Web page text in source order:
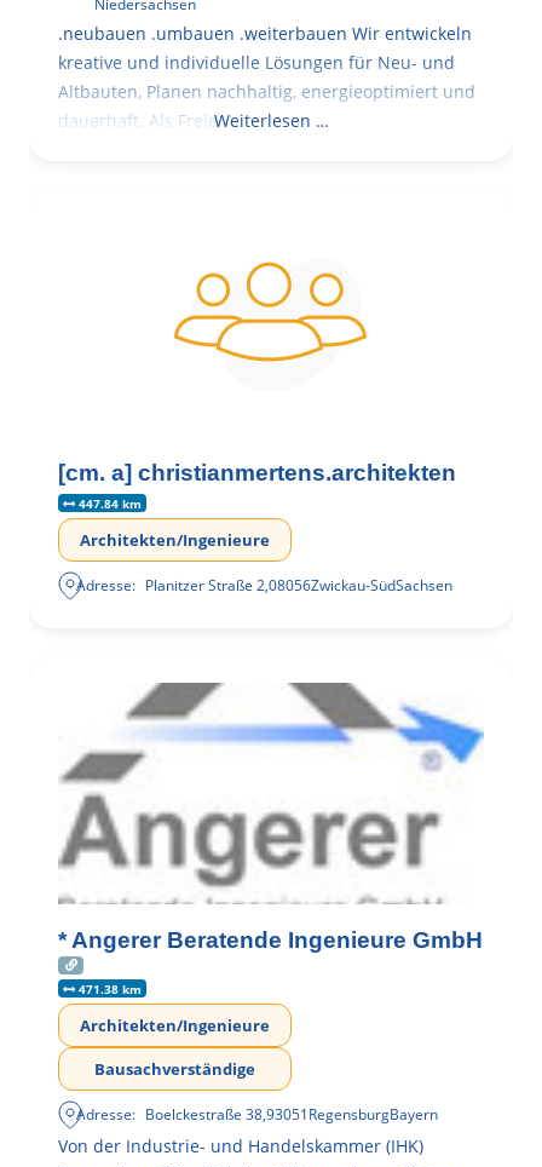
.neubauen .umbauen .weiterbauen Wir entwickeln
kreative und individuelle Lösungen für Neu- und
Altbauten, Planen nachhaltig, energieoptimiert und
dauerhaft. Als FreieWeiterlesen …
[cm. a] christianmertens.architekten
447.84 km
Architekten/Ingenieure
Adresse: Planitzer Straße 2,08056Zwickau-SüdSachsen
* Angerer Beratende Ingenieure GmbH
471.38 km
Architekten/Ingenieure
Bausachverständige
Adresse: Boelckestraße 38,93051RegensburgBayern
Von der Industrie- und Handelskammer (IHK)